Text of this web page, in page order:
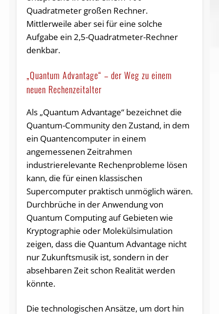
Quadratmeter großen Rechner.
Mittlerweile aber sei für eine solche
Aufgabe ein 2,5-Quadratmeter-Rechner
denkbar.
„Quantum Advantage“ – der Weg zu einem
neuen Rechenzeitalter
Als „Quantum Advantage“ bezeichnet die
Quantum-Community den Zustand, in dem
ein Quantencomputer in einem
angemessenen Zeitrahmen
industrierelevante Rechenprobleme lösen
kann, die für einen klassischen
Supercomputer praktisch unmöglich wären.
Durchbrüche in der Anwendung von
Quantum Computing auf Gebieten wie
Kryptographie oder Molekülsimulation
zeigen, dass die Quantum Advantage nicht
nur Zukunftsmusik ist, sondern in der
absehbaren Zeit schon Realität werden
könnte.
Die technologischen Ansätze, um dort hin